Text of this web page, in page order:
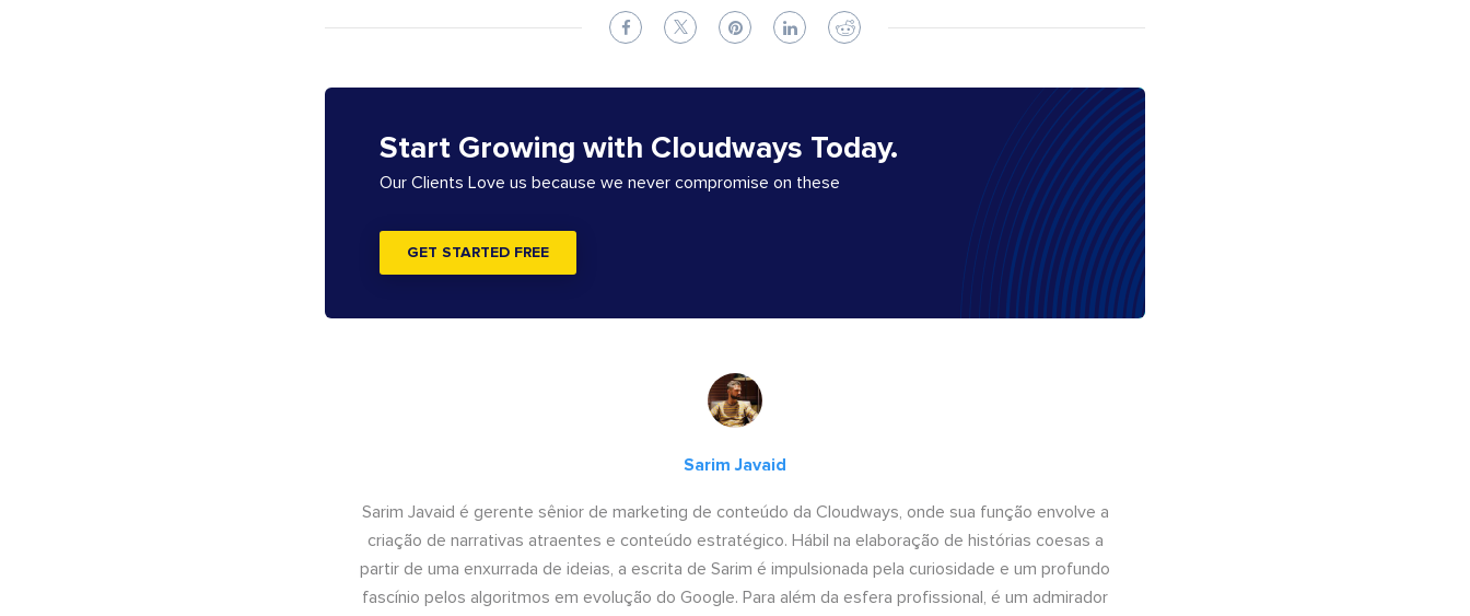
Start Growing with Cloudways Today.
Our Clients Love us because we never compromise on these
GET STARTED FREE
Sarim Javaid
Sarim Javaid é gerente sênior de marketing de conteúdo da Cloudways, onde sua função envolve a
criação de narrativas atraentes e conteúdo estratégico. Hábil na elaboração de histórias coesas a
partir de uma enxurrada de ideias, a escrita de Sarim é impulsionada pela curiosidade e um profundo
fascínio pelos algoritmos em evolução do Google. Para além da esfera profissional, é um admirador